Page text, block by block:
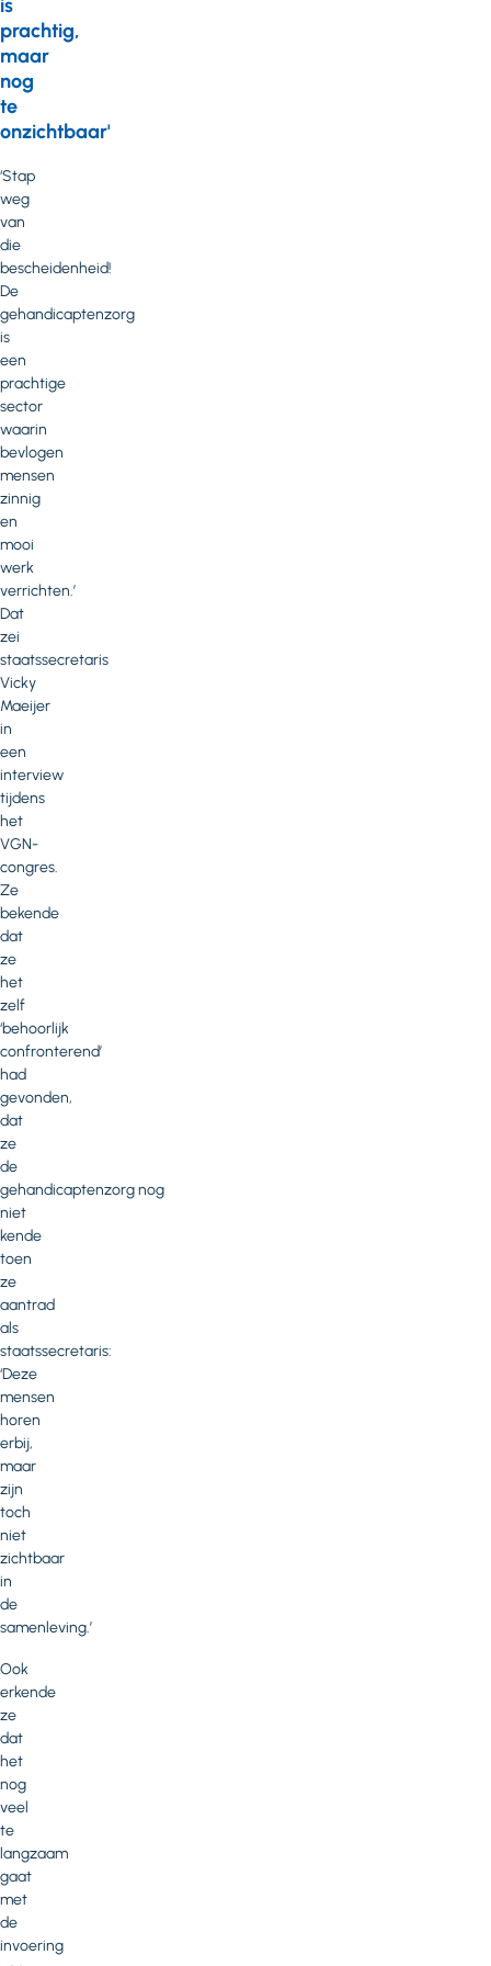
is
prachtig,
maar
nog
te
onzichtbaar'
‘Stap
weg
van
die
bescheidenheid!
De
gehandicaptenzorg
is
een
prachtige
sector
waarin
bevlogen
mensen
zinnig
en
mooi
werk
verrichten.’
Dat
zei
staatssecretaris
Vicky
Maeijer
in
een
interview
tijdens
het
VGN-
congres.
Ze
bekende
dat
ze
het
zelf
‘behoorlijk
confronterend’
had
gevonden,
dat
ze
de
gehandicaptenzorg nog
niet
kende
toen
ze
aantrad
als
staatssecretaris:
‘Deze
mensen
horen
erbij,
maar
zijn
toch
niet
zichtbaar
in
de
samenleving.’
Ook
erkende
ze
dat
het
nog
veel
te
langzaam
gaat
met
de
invoering